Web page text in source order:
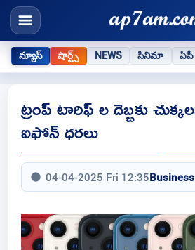
న్యూస్ షార్ట్స్ NEWS సినిమా ఏపీ
ట్రంప్ టారిఫ్ ల దెబ్బకు
ఐఫోన్ ధరలు
04-04-2025 Fri 12:35Business